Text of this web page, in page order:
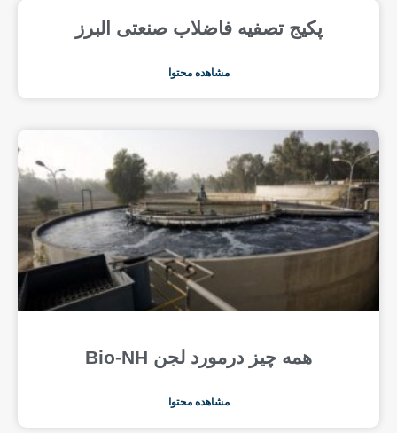
پکیج تصفیه فاضلاب صنعتی البرز
مشاهده محتوا
همه چیز درمورد لجن Bio-NH
مشاهده محتوا